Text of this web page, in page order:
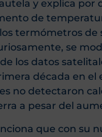
y explica por
de
termómetros de
se
los datos
década en el
no detectaron
a pesar del
que con su